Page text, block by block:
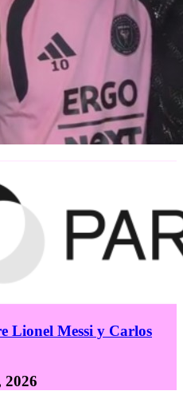
Lionel Messi y Carlos
2026